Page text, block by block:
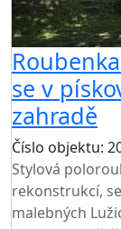
se v
zahradě
Číslo objektu:
Stylová
rekonstrukcí,
malebných